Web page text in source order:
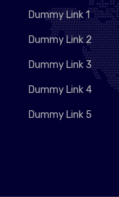
Dummy Link 1
Dummy Link 2
Dummy Link 3
Dummy Link 4
Dummy Link 5